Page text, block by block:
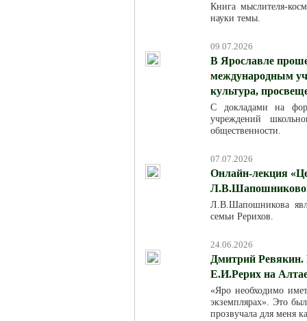
Книга мыслителя-
науки темы.
09.07.2026
В Ярославле
международным
культура,
С докладами на
учреждений
общественности.
07.07.2026
Онлайн-лекция
Л.В.Шапошникова
семьи Рерихов.
24.06.2026
Дмитрий Ревякин.
Е.И.Рерих на
«Яро необходимо
экземплярах». Это
прозвучала для меня